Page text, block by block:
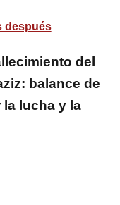
después
del
balance de
la lucha y la